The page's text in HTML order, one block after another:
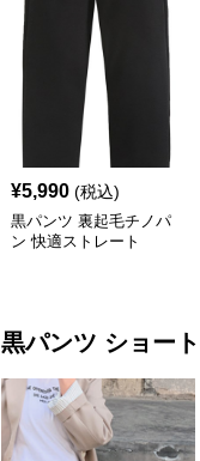
¥5,990 (税込)
黒パンツ 裏起毛チノパ
ン 快適ストレート
黒パンツ ショート